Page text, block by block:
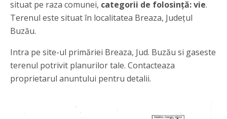
situat pe raza comunei, categorii de folosință: vie.
Terenul este situat în localitatea Breaza, Județul
Buzău.
Intra pe site-ul primăriei Breaza, Jud. Buzău si gaseste
terenul potrivit planurilor tale. Contacteaza
proprietarul anuntului pentru detalii.